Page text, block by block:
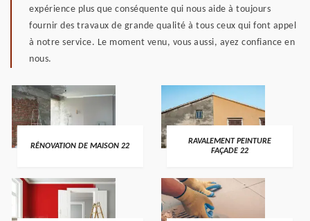
expérience plus que conséquente qui nous aide à toujours
fournir des travaux de grande qualité à tous ceux qui font appel
à notre service. Le moment venu, vous aussi, ayez confiance en
nous.
RÉNOVATION DE MAISON 22
RAVALEMENT PEINTURE
FAÇADE 22